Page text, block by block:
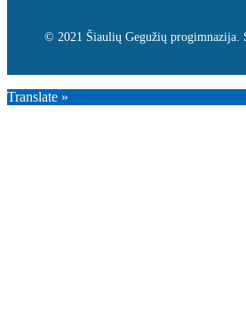
© 2021 Šiaulių Gegužių progimnazija.
Translate »